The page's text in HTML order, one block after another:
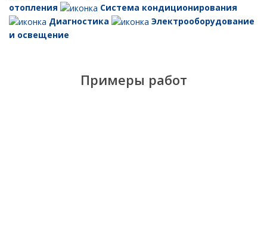
отопления
Система кондиционирования
Диагностика
Электрооборудование
и освещение
Примеры работ